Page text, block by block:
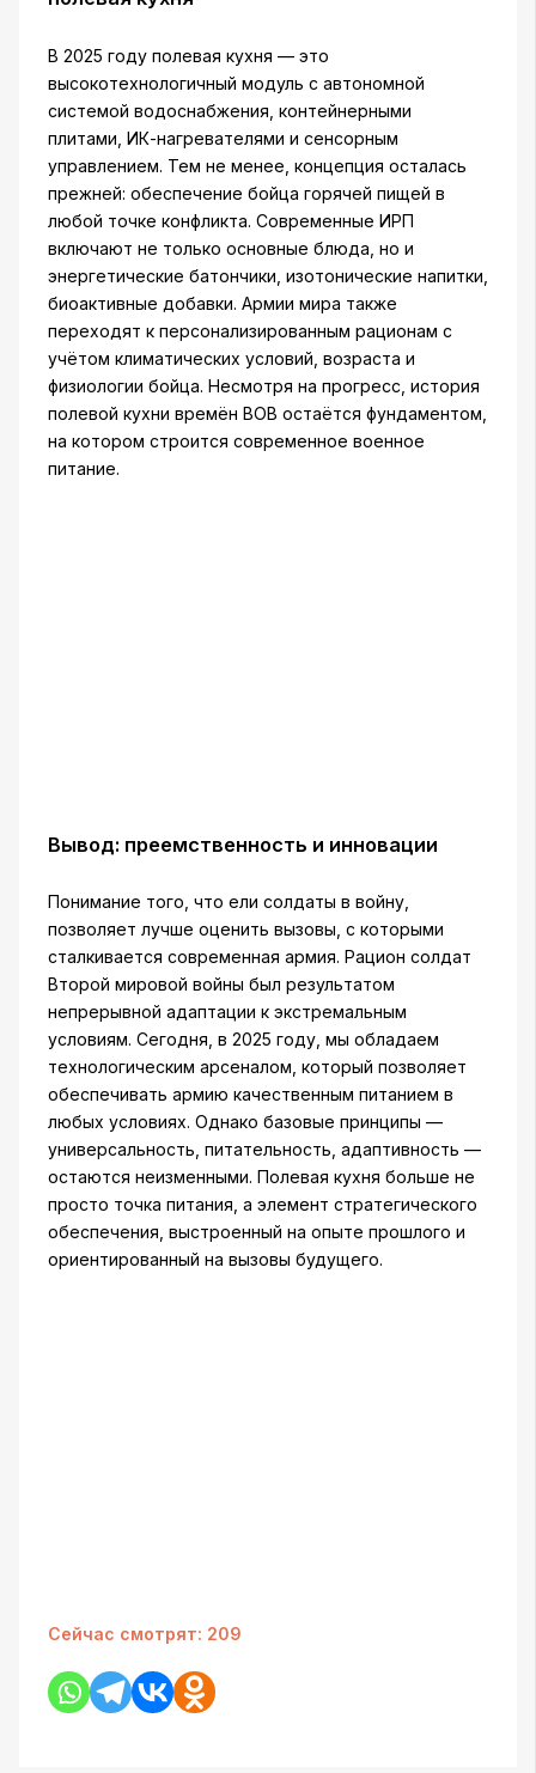
В 2025 году полевая кухня — это
высокотехнологичный модуль с автономной
системой водоснабжения, контейнерными
плитами, ИК-нагревателями и сенсорным
управлением. Тем не менее, концепция осталась
прежней: обеспечение бойца горячей пищей в
любой точке конфликта. Современные ИРП
включают не только основные блюда, но и
энергетические батончики, изотонические напитки,
биоактивные добавки. Армии мира также
переходят к персонализированным рационам с
учётом климатических условий, возраста и
физиологии бойца. Несмотря на прогресс, история
полевой кухни времён ВОВ остаётся фундаментом,
на котором строится современное военное
питание.
Вывод: преемственность и инновации
Понимание того, что ели солдаты в войну,
позволяет лучше оценить вызовы, с которыми
сталкивается современная армия. Рацион солдат
Второй мировой войны был результатом
непрерывной адаптации к экстремальным
условиям. Сегодня, в 2025 году, мы обладаем
технологическим арсеналом, который позволяет
обеспечивать армию качественным питанием в
любых условиях. Однако базовые принципы —
универсальность, питательность, адаптивность —
остаются неизменными. Полевая кухня больше не
просто точка питания, а элемент стратегического
обеспечения, выстроенный на опыте прошлого и
ориентированный на вызовы будущего.
Сейчас смотрят: 209